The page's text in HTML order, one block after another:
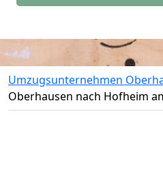
Umzugsunternehmen
Oberhausen nach Hofheim